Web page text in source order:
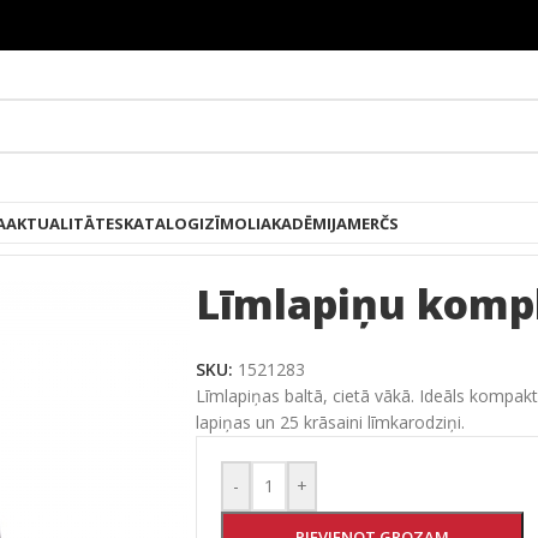
AKTUALITĀTESKATALOGIZĪMOLIAKADĒMIJAMERČS
komplekts
Līmlapiņu
SKU: 1521283
Līmlapiņas baltā, cietā vākā. Ideāls
lapiņas un 25 krāsaini līmkarodziņi.
- +